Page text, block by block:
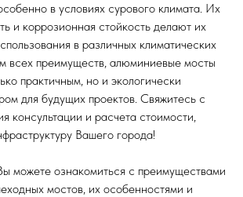
в условиях сурового климата. Их
и коррозионная стойкость делают их
в различных климатических
всех преимуществ, алюминиевые мосты
практичным, но и экологически
для будущих проектов. Свяжитесь с
консультации и расчета стоимости,
Вашего города!
можете ознакомиться с преимуществами
мостов, их особенностями и